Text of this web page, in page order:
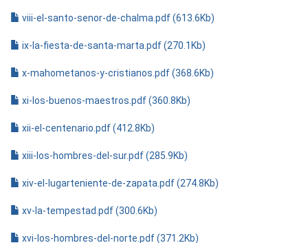
viii-el-santo-senor-de-chalma.pdf (613.6Kb)
ix-la-fiesta-de-santa-marta.pdf (270.1Kb)
x-mahometanos-y-cristianos.pdf (368.6Kb)
xi-los-buenos-maestros.pdf (360.8Kb)
xii-el-centenario.pdf (412.8Kb)
xiii-los-hombres-del-sur.pdf (285.9Kb)
xiv-el-lugarteniente-de-zapata.pdf (274.8Kb)
xv-la-tempestad.pdf (300.6Kb)
xvi-los-hombres-del-norte.pdf (371.2Kb)